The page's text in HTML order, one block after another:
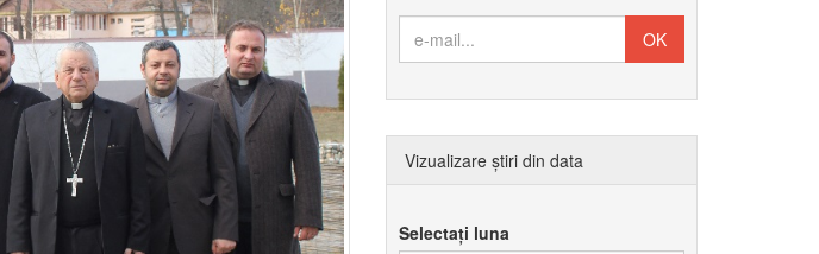
Vizualizare știri din data
Selectați luna